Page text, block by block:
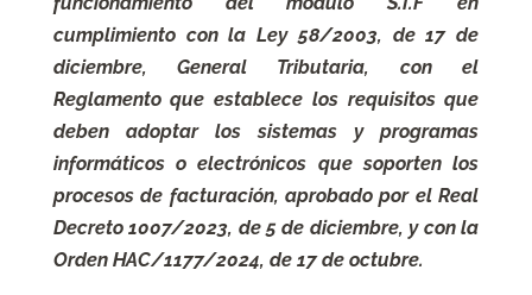
cumplimiento con laLey 58/2003, de 17 de
diciembre, General Tributaria, con el
Reglamento que establece los requisitos que
deben adoptar los sistemas y programas
informáticos o electrónicos que soporten los
procesos de facturación, aprobado por el Real
Decreto 1007/2023, de 5 de diciembre, y con la
Orden HAC/1177/2024, de 17 de octubre.